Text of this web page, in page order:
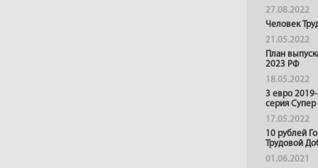
27.08.2022
Человек
21.05.2022
План
2023 РФ
18.05.2022
3 евро
серия
17.05.2022
10 рублей
Трудовой
01.06.2021